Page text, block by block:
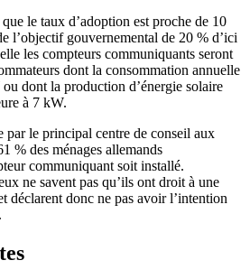
le taux d’adoption est proche de 10
l’objectif gouvernemental de 20 % d’ici
les compteurs communiquants seront
dont la consommation annuelle
dont la production d’énergie solaire
à 7 kW.
par le principal centre de conseil aux
% des ménages allemands
communiquant soit installé.
ne savent pas qu’ils ont droit à une
déclarent donc ne pas avoir l’intention